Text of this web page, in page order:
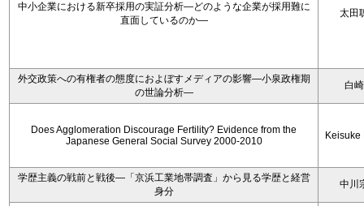
中小企業における新卒採用の実証分析―どのような企業が採用難に
直面しているのか―
太田
外交政策への有権者の態度におよぼすメディアの影響―小泉政権期
の世論分析―
白
Does Agglomeration Discourage Fertility? Evidence from the
Japanese General Social Survey 2000-2010
Keisuke
学歴主義の戦前と戦後―「京浜工業地帯調査」から見る学歴と経営
身分
中川